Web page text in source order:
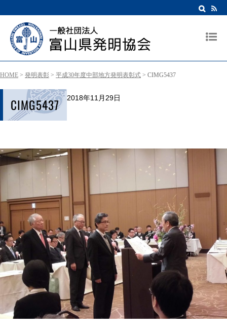
HOME > 発明表彰 > 平成30年度中部地方発明表彰式 > CIMG5437
CIMG5437 2018年11月29日